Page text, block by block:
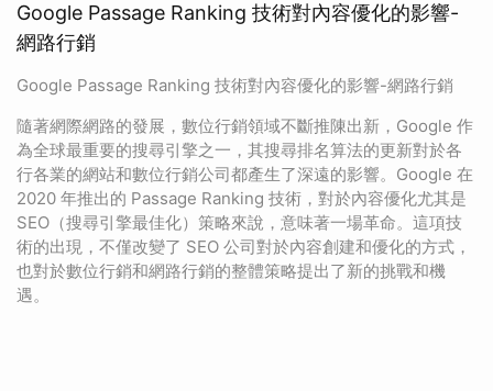
Google Passage Ranking 技術對內容優化的影響-
網路行銷
Google Passage Ranking 技術對內容優化的影響-網路行銷
隨著網際網路的發展，數位行銷領域不斷推陳出新，Google 作
為全球最重要的搜尋引擎之一，其搜尋排名算法的更新對於各
行各業的網站和數位行銷公司都產生了深遠的影響。Google 在
2020 年推出的 Passage Ranking 技術，對於內容優化尤其是
SEO（搜尋引擎最佳化）策略來說，意味著一場革命。這項技
術的出現，不僅改變了 SEO 公司對於內容創建和優化的方式，
也對於數位行銷和網路行銷的整體策略提出了新的挑戰和機
遇。